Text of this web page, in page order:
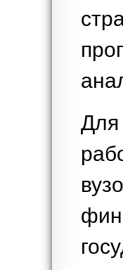
Для